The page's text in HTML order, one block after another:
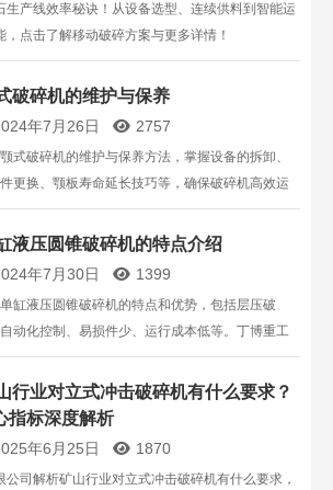
生产线效率秘诀！从设备选型、连续供料到智能运
点击了解移动破碎方案与更多详情！
破碎机的维护与保养
年7月26日 2757
式破碎机的维护与保养方法，掌握设备的拆卸、
更换、颚板寿命延长技巧等，确保破碎机高效运
海丁博重工机械有限公司为您提供全面的颚式破
维护指南。
液压圆锥破碎机的特点介绍
年7月30日 1399
缸液压圆锥破碎机的特点和优势，包括层压破
动化控制、易损件少、运行成本低等。丁博重工
质量的破碎设备，适用于各种矿石和岩石的中细
行业对立式冲击破碎机有什么要求？
指标深度解析
年6月25日 1870
司解析矿山行业对立式冲击破碎机有什么要求，